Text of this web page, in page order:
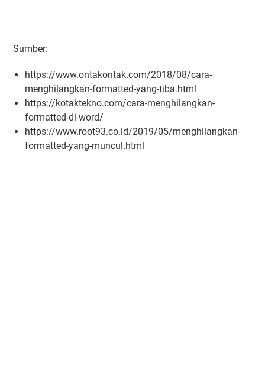
Sumber:
https://www.ontakontak.com/2018/08/cara-
menghilangkan-formatted-yang-tiba.html
https://kotaktekno.com/cara-menghilangkan-
formatted-di-word/
https://www.root93.co.id/2019/05/menghilangkan-
formatted-yang-muncul.html